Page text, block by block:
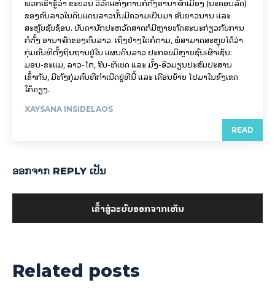
ພວກເຮົາຮູ້ວ່າ ຂະບວນ ວິວັດແຫ່ງການກໍ່ຕັ້ງອານາຈັກເມືອງ (ນະຄອນລັດ)
ຂອງຄົນລາວໃນດິນແດນລາວນັ້ນມີຄວາມເປັນມາ ອັນຍາວນານ ແລະ
ສະຫຼັບຊັບຊ້ອນ. ບັນດານັກປະຫວັດສາດກໍມີຫຼາຍທັດສະນະກ່ຽວກັບການ
ກໍ່ຕັ້ງ ອານາຈັກຂອງຄົນລາວ. ເຖິງຢ່າງໃດກໍຕາມ, ພໍສາມາດສະຫຼຸບໄດ້ວ່າ
ກຸ່ມຄົນທີ່ຕັ້ງຖິ່ນຖານຢູ່ໃນ ແຜນດິນລາວ ປະກອບມີຫຼາຍຊົນເຜົ່າເຊັ່ນ:
ມອນ-ຂະແມ, ລາວ-ໄຕ, ຈີນ-ທິເບດ ແລະ ມົ້ງ-ອິວມຽນປະສົມປະສານ
ເຂົ້າກັນ, ມີທັງກຸ່ມຄົນທີ່ກຳເນີດຢູ່ທີ່ນີ້ ແລະ ເຄື່ອນຍ້າຍ ໄປມາໃນຂົງເຂດ
ໃກ້ຄຽງ.
XAYSANA INSIDELAOS
READ
ອອກ​ຈາກ REPLY ເປັນ
ເຂົ້າ​ສູ່​ລະ​ບົບ​ອອກ​ຈາກ​ເຫັນ
Related posts